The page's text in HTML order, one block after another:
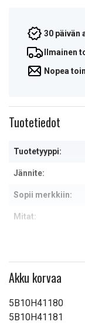
30 päivän
Ilmainen
Nopea
Tuotetiedot
Tuotetyyppi:
Jännite:
Sopii merkkiin:
Mitat:
Akku korvaa
5B10H41180
5B10H41181